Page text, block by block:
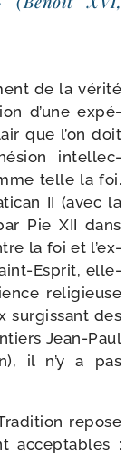
de la véri­té
d’une expé­
que l’on doit
intel­lec­
telle la foi.
II (avec la
Pie XII dans
la foi et l’ex­
​Esprit, elle-​
reli­gieuse
sur­gis­sant des
Jean-​Paul
il n’y a pas
repose
accep­tables :